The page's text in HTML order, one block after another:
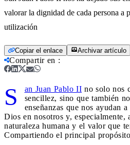
valorar la dignidad de cada persona a
utilización
Copiar el enlace Archivar artículo
Compartir en :
S an Juan Pablo II no solo nos
sencillez, sino que también
enseñanzas que nos ayudan
Dios en nosotros y, especialmente,
naturaleza humana y el valor que
Compartiendo el principal